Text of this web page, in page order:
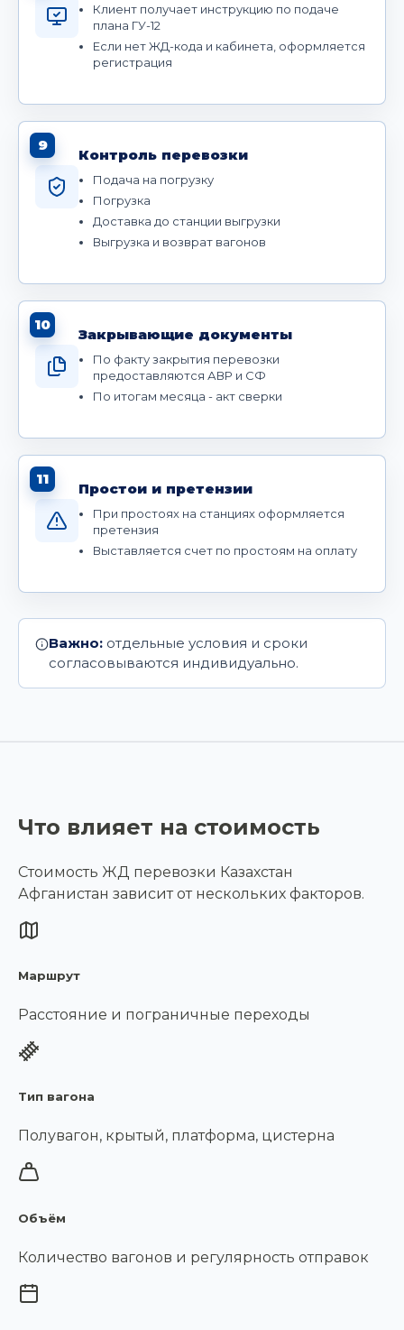
Клиент получает инструкцию по подаче
плана ГУ-12
Если нет ЖД-кода и кабинета, оформляется
регистрация
9
Контроль перевозки
Подача на погрузку
Погрузка
Доставка до станции выгрузки
Выгрузка и возврат вагонов
10
Закрывающие документы
По факту закрытия перевозки
предоставляются АВР и СФ
По итогам месяца - акт сверки
11
Простои и претензии
При простоях на станциях оформляется
претензия
Выставляется счет по простоям на оплату
Важно: отдельные условия и сроки
согласовываются индивидуально.
Что влияет на стоимость
Стоимость ЖД перевозки Казахстан
Афганистан зависит от нескольких факторов.
Маршрут
Расстояние и пограничные переходы
Тип вагона
Полувагон, крытый, платформа, цистерна
Объём
Количество вагонов и регулярность отправок